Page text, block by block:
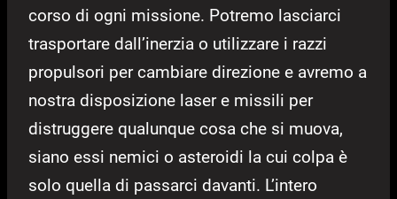
corso di ogni missione. Potremo lasciarci
trasportare dall’inerzia o utilizzare i razzi
propulsori per cambiare direzione e avremo a
nostra disposizione laser e missili per
distruggere qualunque cosa che si muova,
siano essi nemici o asteroidi la cui colpa è
solo quella di passarci davanti. L’intero